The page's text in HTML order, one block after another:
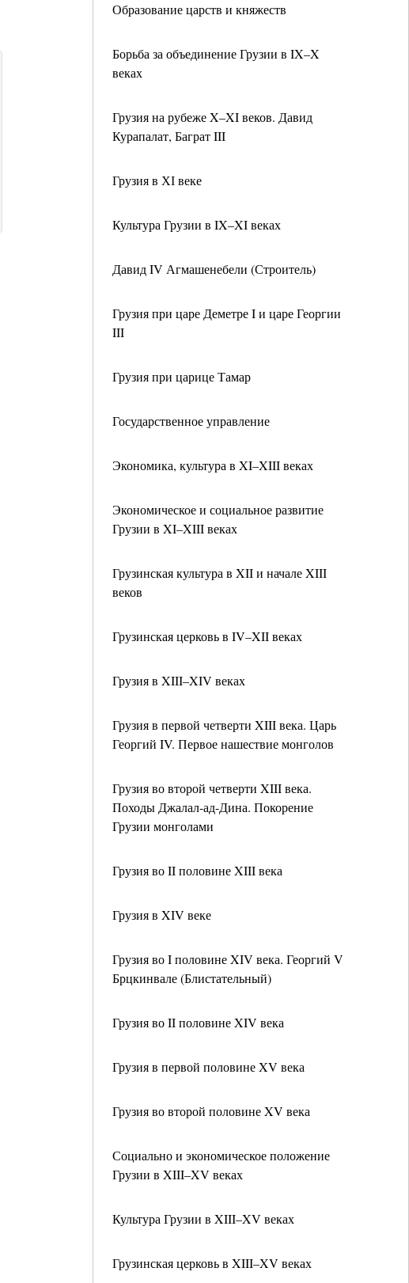
Образование царств и княжеств
Борьба за объединение Грузии в IX–X
веках
Грузия на рубеже X–XI веков. Давид
Курапалат, Баграт III
Грузия в ХІ веке
Культура Грузии в IX–XI веках
Давид IV Агмашенебели (Строитель)
Грузия при царе Деметре I и царе Георгии
III
Грузия при царице Тамар
Государственное управление
Экономика, культура в XI–XIII веках
Экономическое и социальное развитие
Грузии в XI–XIII веках
Грузинская культура в XII и начале XIII
веков
Грузинская церковь в IV–XII веках
Грузия в XIII–XIV веках
Грузия в первой четверти XIII века. Царь
Георгий IV. Первое нашествие монголов
Грузия во второй четверти XIII века.
Походы Джалал-ад-Дина. Покорение
Грузии монголами
Грузия во II половине XIII века
Грузия в XIV веке
Грузия во I половине XIV века. Георгий V
Брцкинвале (Блистательный)
Грузия во II половине XIV века
Грузия в первой половине XV века
Грузия во второй половине XV века
Социально и экономическое положение
Грузии в XIII–XV веках
Культура Грузии в XIII–XV веках
Грузинская церковь в XIII–XV веках